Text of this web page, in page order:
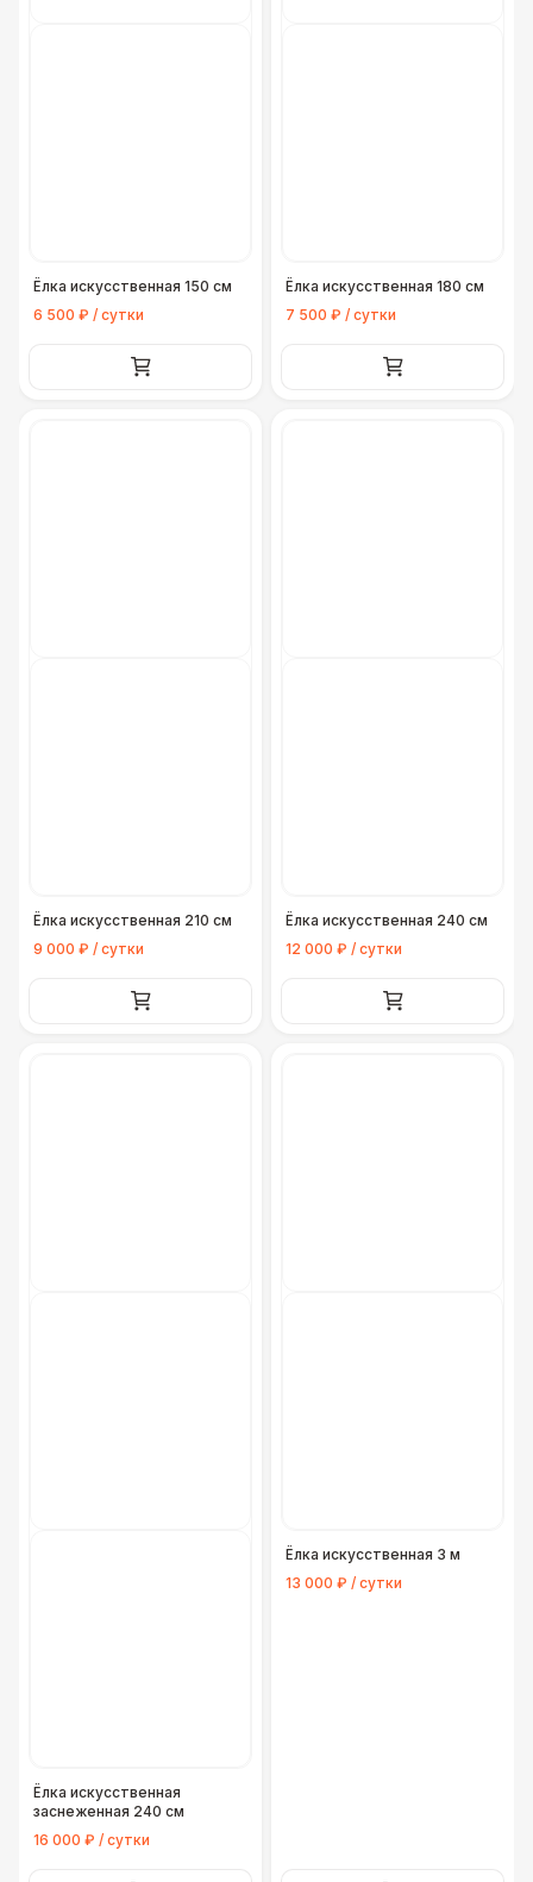
Ёлка искусственная 150 см
6 500 ₽ / сутки
Ёлка искусственная 180 см
7 500 ₽ / сутки
Ёлка искусственная 210 см
9 000 ₽ / сутки
Ёлка искусственная 240 см
12 000 ₽ / сутки
Ёлка искусственная
заснеженная 240 см
16 000 ₽ / сутки
Ёлка искусственная 3 м
13 000 ₽ / сутки